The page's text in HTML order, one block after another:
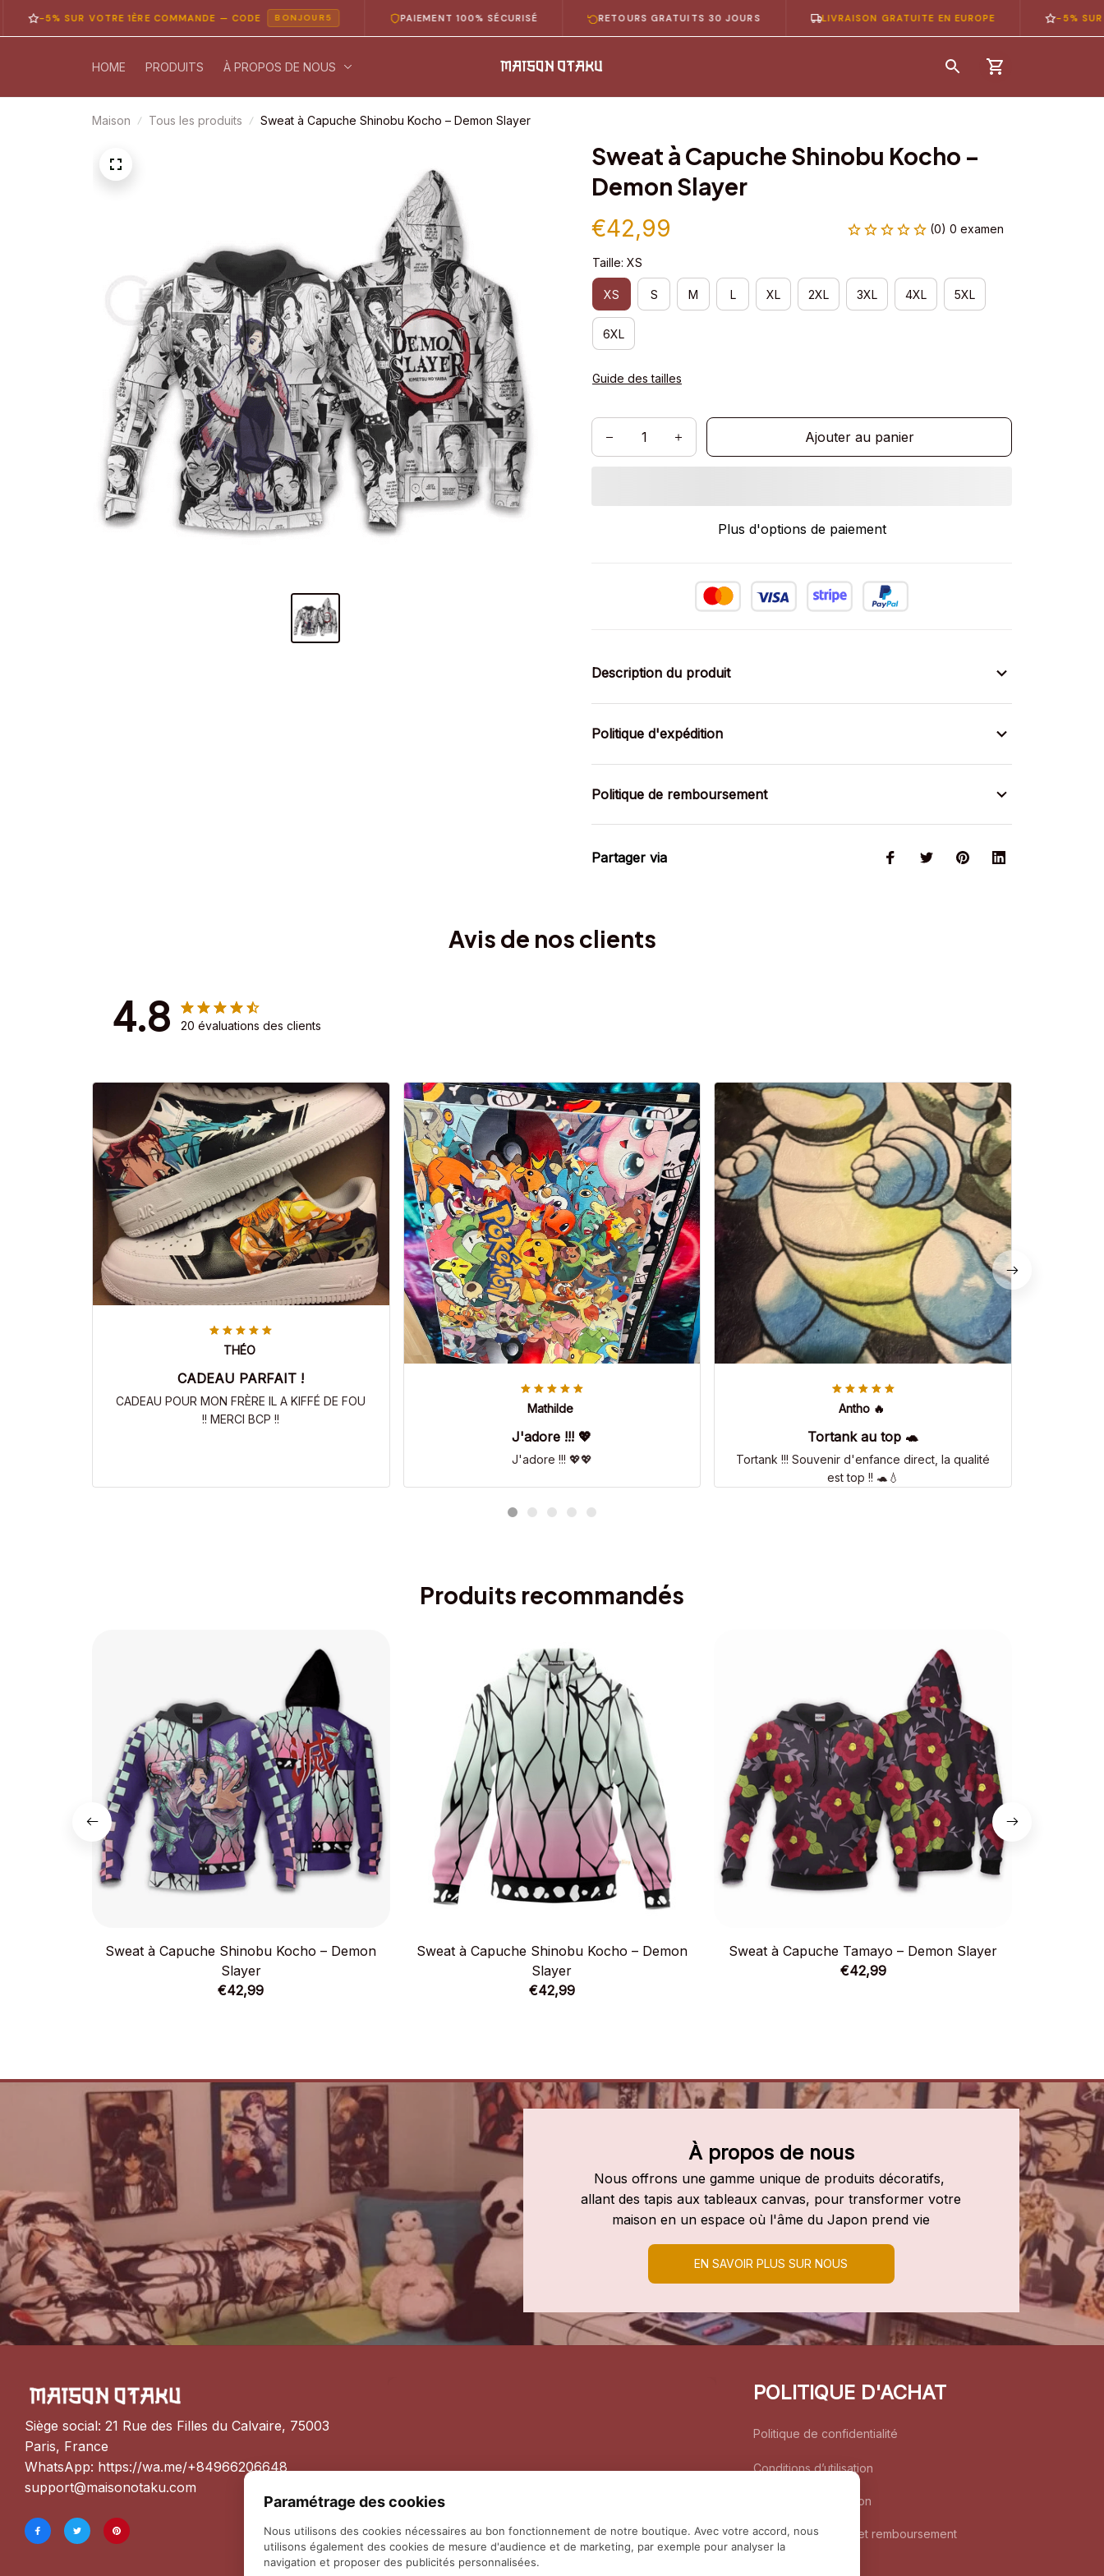
SUR VOTRE 1ÈRE COMMANDE — CODE BONJOUR5 PAIEMENT 100% SÉCURISÉ RETOURS GRATUITS 30 JOURS LIVRAISON GRATUITE EN EUROPE -5% SUR
HOME PRODUITS À PROPOS DE NOUS
Maison Tous les produits Sweat à Capuche Shinobu Kocho – Demon Slayer
Sweat à Capuche Shinobu Kocho –
Demon Slayer
€42,99 (0) 0 examen
Taille: XS
XS S M L XL 2XL 3XL 4XL 5XL
6XL
Guide des tailles
Ajouter au panier
Plus d'options de paiement
Description du produit
Politique d'expédition
Politique de remboursement
Partager via
Avis de nos clients
4.8 20 évaluations des clients
THÉO
CADEAU PARFAIT !
CADEAU POUR MON FRÈRE IL A KIFFÉ DE FOU
!! MERCI BCP !!
Mathilde
J'adore !!! 💖
J'adore !!! 💖💖
Antho 🔥
Tortank au top 🐢
Tortank !!! Souvenir d'enfance direct, la qualité
est top !! 🐢💧
Produits recommandés
Sweat à Capuche Shinobu Kocho – Demon
Slayer
€42,99
Sweat à Capuche Shinobu Kocho – Demon
Slayer
€42,99
Sweat à Capuche Tamayo – Demon Slayer
€42,99
À propos de nous
Nous offrons une gamme unique de produits décoratifs,
allant des tapis aux tableaux canvas, pour transformer votre
maison en un espace où l'âme du Japon prend vie
EN SAVOIR PLUS SUR NOUS
Siège social: 21 Rue des Filles du Calvaire, 75003
Paris, France
WhatsApp: https://wa.me/+84966206648
support@maisonotaku.com
POLITIQUE D'ACHAT
Politique de confidentialité
Conditions d’utilisation
Politique d’expédition
Politique de retour et remboursement
Paramétrage des cookies
Nous utilisons des cookies nécessaires au bon fonctionnement de notre boutique. Avec votre accord, nous
utilisons également des cookies de mesure d'audience et de marketing, par exemple pour analyser la
navigation et proposer des publicités personnalisées.